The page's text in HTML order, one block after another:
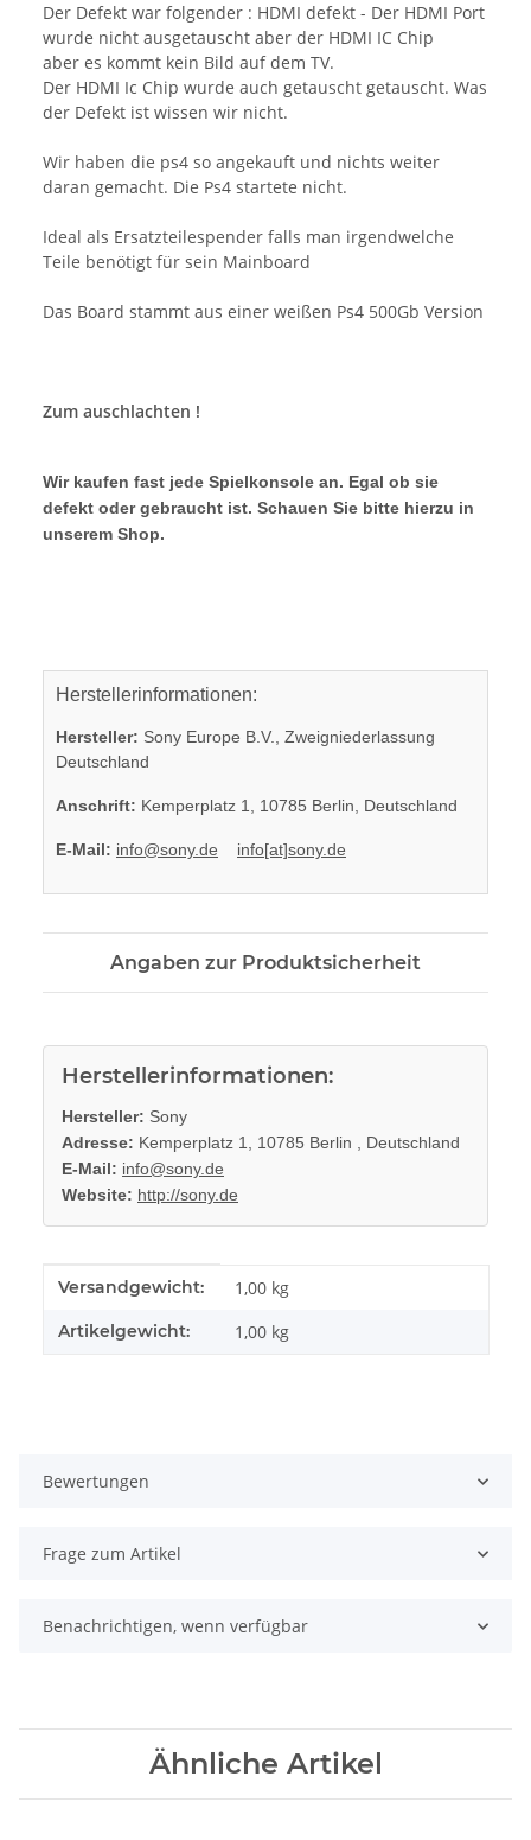
Der Defekt war folgender : HDMI defekt - Der HDMI Port
wurde nicht ausgetauscht aber der HDMI IC Chip
aber es kommt kein Bild auf dem TV.
Der HDMI Ic Chip wurde auch getauscht getauscht. Was
der Defekt ist wissen wir nicht.
Wir haben die ps4 so angekauft und nichts weiter
daran gemacht. Die Ps4 startete nicht.
Ideal als Ersatzteilespender falls man irgendwelche
Teile benötigt für sein Mainboard
Das Board stammt aus einer weißen Ps4 500Gb Version
Zum auschlachten !
Wir kaufen fast jede Spielkonsole an. Egal ob sie
defekt oder gebraucht ist. Schauen Sie bitte hierzu in
unserem Shop.
Herstellerinformationen:
Hersteller: Sony Europe B.V., Zweigniederlassung
Deutschland
Anschrift: Kemperplatz 1, 10785 Berlin, Deutschland
E-Mail: info@sony.de info[at]sony.de
Angaben zur Produktsicherheit
Herstellerinformationen:
Hersteller: Sony
Adresse: Kemperplatz 1, 10785 Berlin , Deutschland
E-Mail: info@sony.de
Website: http://sony.de
Produkteigenschaft
Wert
Versandgewicht: 1,00 kg
Artikelgewicht: 1,00 kg
Bewertungen
Frage zum Artikel
Benachrichtigen, wenn verfügbar
Ähnliche Artikel